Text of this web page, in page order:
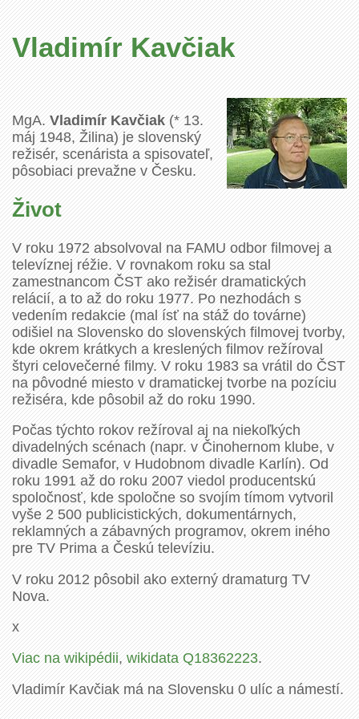
Vladimír Kavčiak
MgA.Vladimír Kavčiak(* 13.
máj 1948, Žilina) je slovenský
režisér, scenárista a spisovateľ,
pôsobiaci prevažne v Česku.
Život
V roku 1972 absolvoval na FAMU odbor filmovej a
televíznej réžie. V rovnakom roku sa stal
zamestnancom ČST ako režisér dramatických
relácií, a to až do roku 1977. Po nezhodách s
vedením redakcie (mal ísť na stáž do továrne)
odišiel na Slovensko do slovenských filmovej tvorby,
kde okrem krátkych a kreslených filmov režíroval
štyri celovečerné filmy. V roku 1983 sa vrátil do ČST
na pôvodné miesto v dramatickej tvorbe na pozíciu
režiséra, kde pôsobil až do roku 1990.
Počas týchto rokov režíroval aj na niekoľkých
divadelných scénach (napr. v Činohernom klube, v
divadle Semafor, v Hudobnom divadle Karlín). Od
roku 1991 až do roku 2007 viedol producentskú
spoločnosť, kde spoločne so svojím tímom vytvoril
vyše 2 500 publicistických, dokumentárnych,
reklamných a zábavných programov, okrem iného
pre TV Prima a Českú televíziu.
V roku 2012 pôsobil ako externý dramaturg TV
Nova.
x
Viac na wikipédii,wikidata Q18362223.
Vladimír Kavčiak má na Slovensku 0 ulíc a námestí.